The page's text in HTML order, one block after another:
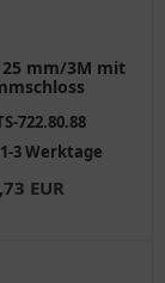
mm/3M mit
722.80.88
1-3 Werktage
EUR